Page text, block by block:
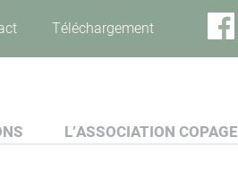
Téléchargement
L’ASSOCIATION COPAGE